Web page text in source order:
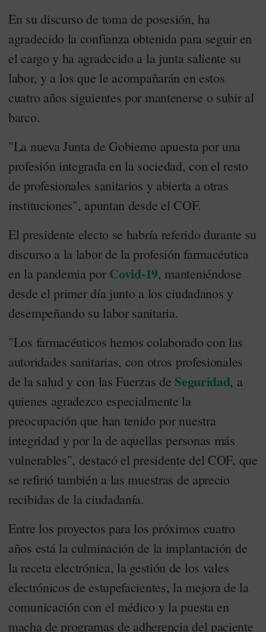
En su discurso de toma de posesión, ha
agradecido la confianza obtenida para seguir en
el cargo y ha agradecido a la junta saliente su
labor, y a los que le acompañarán en estos
cuatro años siguientes por mantenerse o subir al
barco.
"La nueva Junta de Gobierno apuesta por una
profesión integrada en la sociedad, con el resto
de profesionales sanitarios y abierta a otras
instituciones", apuntan desde el COF.
El presidente electo se habría referido durante su
discurso a la labor de la profesión farmacéutica
en la pandemia por Covid-19, manteniéndose
desde el primer día junto a los ciudadanos y
desempeñando su labor sanitaria.
"Los farmacéuticos hemos colaborado con las
autoridades sanitarias, con otros profesionales
de la salud y con las Fuerzas de Seguridad, a
quienes agradezco especialmente la
preocupación que han tenido por nuestra
integridad y por la de aquellas personas más
vulnerables", destacó el presidente del COF, que
se refirió también a las muestras de aprecio
recibidas de la ciudadanía.
Entre los proyectos para los próximos cuatro
años está la culminación de la implantación de
la receta electrónica, la gestión de los vales
electrónicos de estupefacientes, la mejora de la
comunicación con el médico y la puesta en
macha de programas de adherencia del paciente